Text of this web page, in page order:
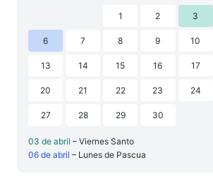
1 2 3
6 7 8 9 10
13 14 15 16 17
20 21 22 23 24
27 28 29 30
03 de abril – Viernes Santo
06 de abril – Lunes de Pascua